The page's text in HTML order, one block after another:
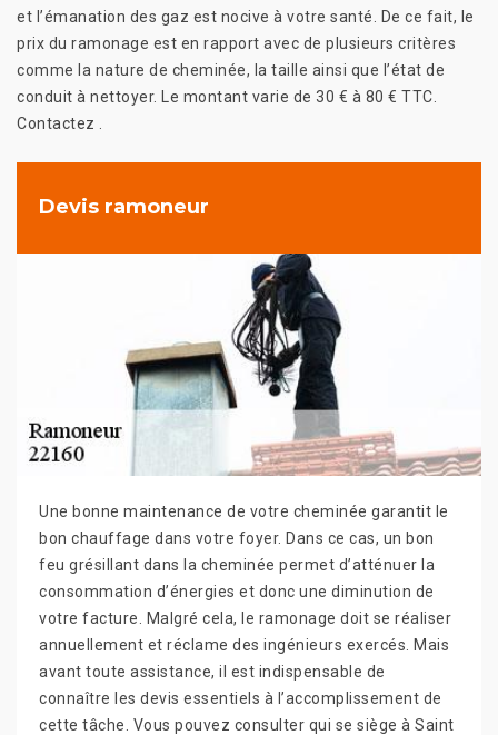
et l’émanation des gaz est nocive à votre santé. De ce fait, le
prix du ramonage est en rapport avec de plusieurs critères
comme la nature de cheminée, la taille ainsi que l’état de
conduit à nettoyer. Le montant varie de 30 € à 80 € TTC.
Contactez .
Devis ramoneur
Une bonne maintenance de votre cheminée garantit le
bon chauffage dans votre foyer. Dans ce cas, un bon
feu grésillant dans la cheminée permet d’atténuer la
consommation d’énergies et donc une diminution de
votre facture. Malgré cela, le ramonage doit se réaliser
annuellement et réclame des ingénieurs exercés. Mais
avant toute assistance, il est indispensable de
connaître les devis essentiels à l’accomplissement de
cette tâche. Vous pouvez consulter qui se siège à Saint